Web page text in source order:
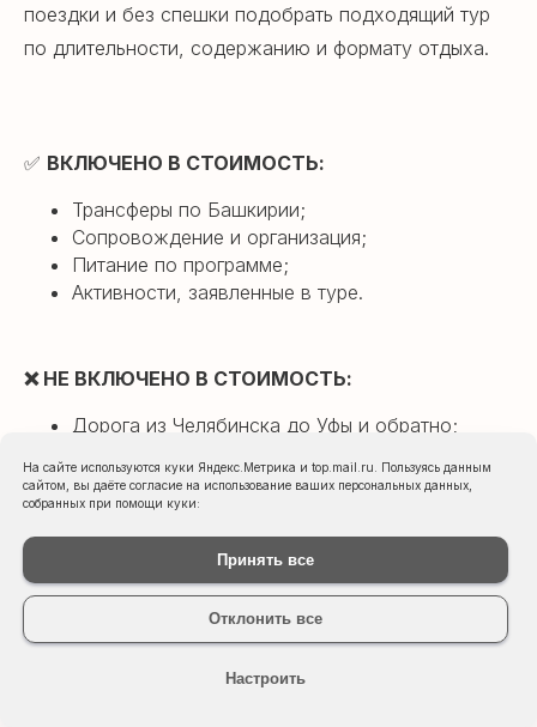
поездки и без спешки подобрать подходящий тур
по длительности, содержанию и формату отдыха.
✅ ВКЛЮЧЕНО В СТОИМОСТЬ:
Трансферы по Башкирии;
Сопровождение и организация;
Питание по программе;
Активности, заявленные в туре.
❌ НЕ ВКЛЮЧЕНО В СТОИМОСТЬ:
Дорога из Челябинска до Уфы и обратно;
с человеказа 1 суткив зависимости от
выбранного варианта, подробнее утоняйте у
менеджера)
На сайте используются куки Яндекс.Метрика и top.mail.ru. Пользуясь данным
сайтом, вы даёте согласие на использование ваших персональных данных,
собранных при помощи куки:
Принять все
Отклонить все
Настроить